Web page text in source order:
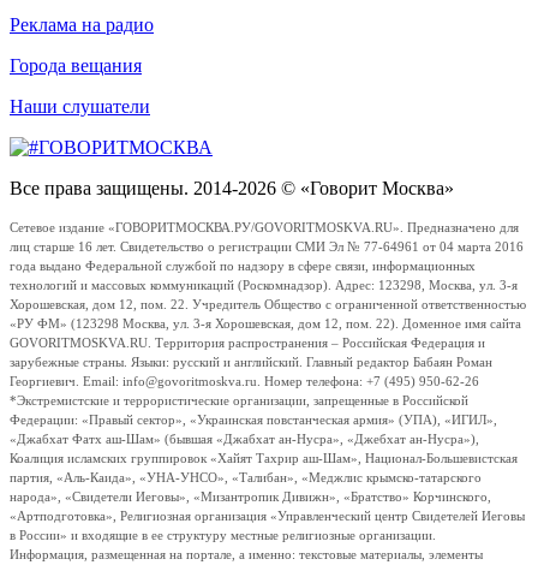
Реклама на радио
Города вещания
Наши слушатели
Все права защищены. 2014-2026 © «Говорит Москва»
Сетевое издание «ГОВОРИТМОСКВА.РУ/GOVORITMOSKVA.RU». Предназначено для
лиц старше 16 лет. Свидетельство о регистрации СМИ Эл № 77-64961 от 04 марта 2016
года выдано Федеральной службой по надзору в сфере связи, информационных
технологий и массовых коммуникаций (Роскомнадзор). Адрес: 123298, Москва, ул. 3-я
Хорошевская, дом 12, пом. 22. Учредитель Общество с ограниченной ответственностью
«РУ ФМ» (123298 Москва, ул. 3-я Хорошевская, дом 12, пом. 22). Доменное имя сайта
GOVORITMOSKVA.RU. Территория распространения – Российская Федерация и
зарубежные страны. Языки: русский и английский. Главный редактор Бабаян Роман
Георгиевич. Email: info@govoritmoskva.ru. Номер телефона: +7 (495) 950-62-26
*Экстремистские и террористические организации, запрещенные в Российской
Федерации: «Правый сектор», «Украинская повстанческая армия» (УПА), «ИГИЛ»,
«Джабхат Фатх аш-Шам» (бывшая «Джабхат ан-Нусра», «Джебхат ан-Нусра»),
Коалиция исламских группировок «Хайят Тахрир аш-Шам», Национал-Большевистская
партия, «Аль-Каида», «УНА-УНСО», «Талибан», «Меджлис крымско-татарского
народа», «Свидетели Иеговы», «Мизантропик Дивижн», «Братство» Корчинского,
«Артподготовка», Религиозная организация «Управленческий центр Свидетелей Иеговы
в России» и входящие в ее структуру местные религиозные организации.
Информация, размещенная на портале, а именно: текстовые материалы, элементы